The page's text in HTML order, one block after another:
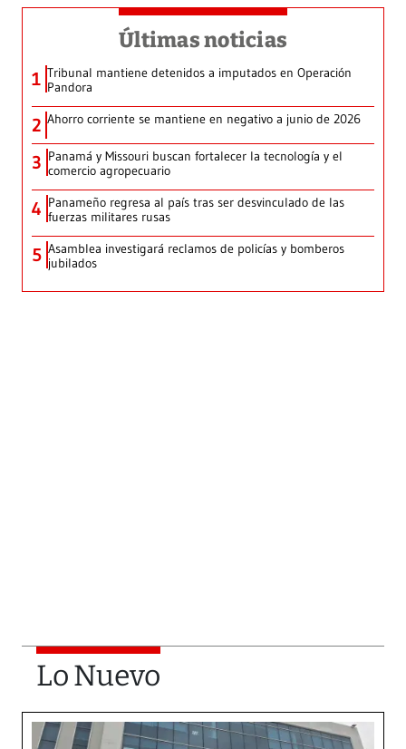
Últimas noticias
1 Tribunal mantiene detenidos a imputados en Operación
Pandora
2 Ahorro corriente se mantiene en negativo a junio de 2026
3 Panamá y Missouri buscan fortalecer la tecnología y el
comercio agropecuario
4 Panameño regresa al país tras ser desvinculado de las
fuerzas militares rusas
5 Asamblea investigará reclamos de policías y bomberos
jubilados
Lo Nuevo